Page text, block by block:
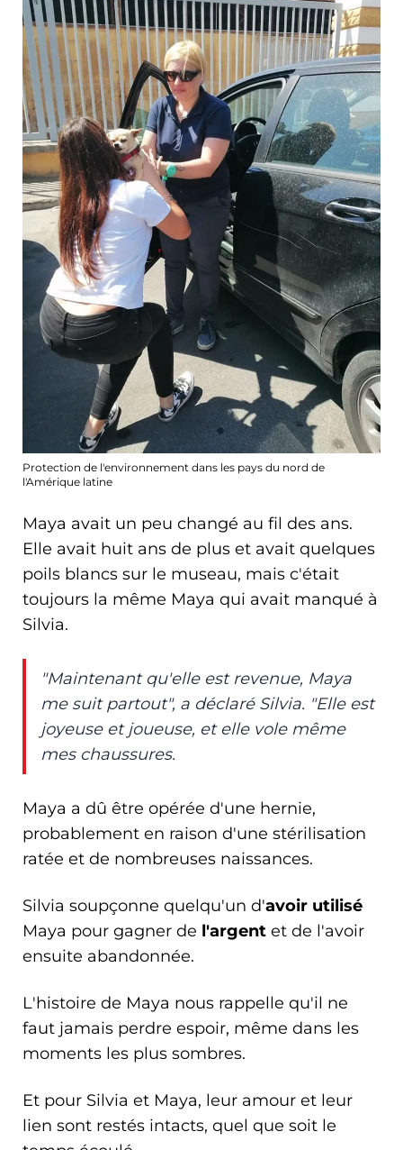
Protection de l'environnement dans les pays du nord de
l'Amérique latine
Maya avait un peu changé au fil des ans.
Elle avait huit ans de plus et avait quelques
poils blancs sur le museau, mais c'était
toujours la même Maya qui avait manqué à
Silvia.
"Maintenant qu'elle est revenue, Maya
me suit partout", a déclaré Silvia. "Elle est
joyeuse et joueuse, et elle vole même
mes chaussures.
Maya a dû être opérée d'une hernie,
probablement en raison d'une stérilisation
ratée et de nombreuses naissances.
Silvia soupçonne quelqu'un d'avoir utilisé
Maya pour gagner de l'argent et de l'avoir
ensuite abandonnée.
L'histoire de Maya nous rappelle qu'il ne
faut jamais perdre espoir, même dans les
moments les plus sombres.
Et pour Silvia et Maya, leur amour et leur
lien sont restés intacts, quel que soit le